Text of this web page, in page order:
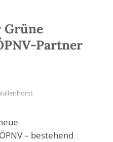
Grüne
Partner
– bestehend